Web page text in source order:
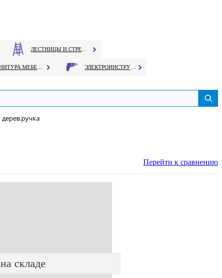
Перейти к сравнению
складе